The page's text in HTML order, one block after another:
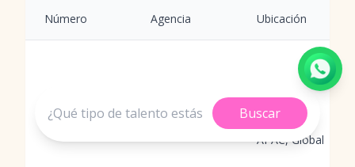
Número Agencia Ubicación
Prioridad
APAC, Global
Buscar